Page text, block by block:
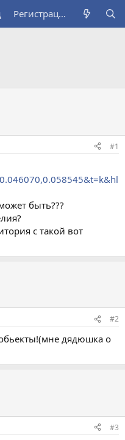
Регистрация
#1
быть???
с такой вот
#2
дядюшка о
#3